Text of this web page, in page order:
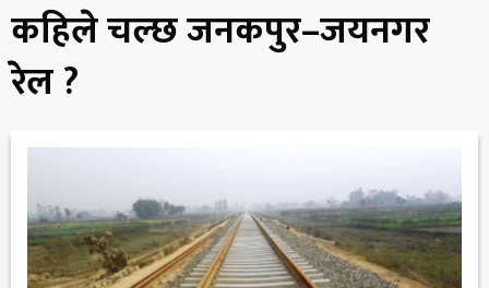
कहिले चल्छ जनकपुर–जयनगर
रेल ?